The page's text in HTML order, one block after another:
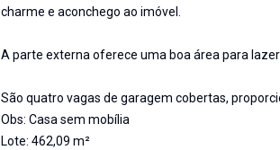
charme e aconchego ao imóvel.
A parte externa oferece uma boa área para
São quatro vagas de garagem cobertas,
Obs: Casa sem mobília
Lote: 462,09 m²